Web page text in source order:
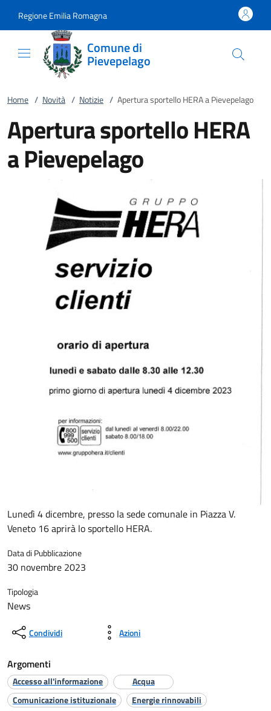
Regione Emilia Romagna
Comune di
Pievepelago
Home / Novità / Notizie / Apertura sportello HERA a Pievepelago
Apertura sportello HERA
a Pievepelago
Lunedì 4 dicembre, presso la sede comunale in Piazza V.
Veneto 16 aprirà lo sportello HERA.
Data di Pubblicazione
30 novembre 2023
Tipologia
News
Condividi Azioni
Argomenti
Accesso all'informazione
Acqua
Comunicazione istituzionale
Energie rinnovabili